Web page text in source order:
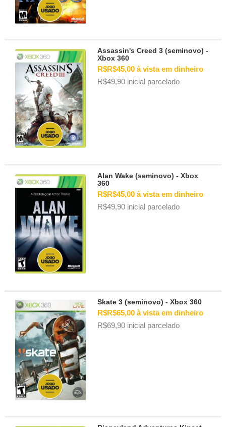
Assassin's Creed 3 (seminovo) -
Xbox 360
R$R$45,00 à vista em dinheiro
R$49,90 inicial parcelado
Alan Wake (seminovo) - Xbox
360
R$R$45,00 à vista em dinheiro
R$49,90 inicial parcelado
Skate 3 (seminovo) - Xbox 360
R$R$65,00 à vista em dinheiro
R$69,90 inicial parcelado